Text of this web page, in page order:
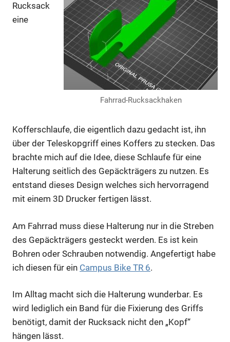
Fahrrad-Rucksackhaken
Rucksack
eine
Kofferschlaufe, die eigentlich dazu gedacht ist, ihn
über der Teleskopgriff eines Koffers zu stecken. Das
brachte mich auf die Idee, diese Schlaufe für eine
Halterung seitlich des Gepäckträgers zu nutzen. Es
entstand dieses Design welches sich hervorragend
mit einem 3D Drucker fertigen lässt.
Am Fahrrad muss diese Halterung nur in die Streben
des Gepäckträgers gesteckt werden. Es ist kein
Bohren oder Schrauben notwendig. Angefertigt habe
ich diesen für ein Campus Bike TR 6.
Im Alltag macht sich die Halterung wunderbar. Es
wird lediglich ein Band für die Fixierung des Griffs
benötigt, damit der Rucksack nicht den „Kopf“
hängen lässt.